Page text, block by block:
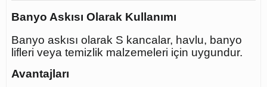
Banyo Askısı Olarak Kullanımı
Banyo askısı olarak S kancalar, havlu, banyo
lifleri veya temizlik malzemeleri için uygundur.
Avantajları